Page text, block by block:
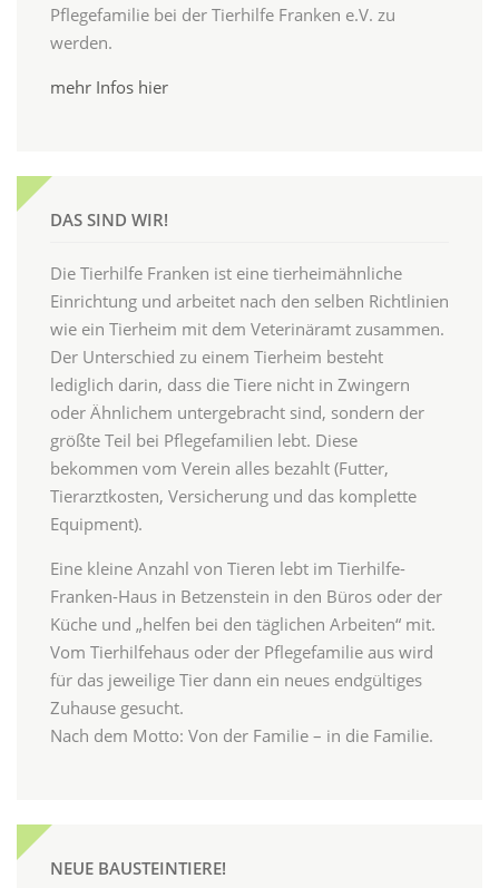
Pflegefamilie bei der Tierhilfe Franken e.V. zu
werden.
mehr Infos hier
DAS SIND WIR!
Die Tierhilfe Franken ist eine tierheimähnliche
Einrichtung und arbeitet nach den selben Richtlinien
wie ein Tierheim mit dem Veterinäramt zusammen.
Der Unterschied zu einem Tierheim besteht
lediglich darin, dass die Tiere nicht in Zwingern
oder Ähnlichem untergebracht sind, sondern der
größte Teil bei Pflegefamilien lebt. Diese
bekommen vom Verein alles bezahlt (Futter,
Tierarztkosten, Versicherung und das komplette
Equipment).
Eine kleine Anzahl von Tieren lebt im Tierhilfe-
Franken-Haus in Betzenstein in den Büros oder der
Küche und „helfen bei den täglichen Arbeiten“ mit.
Vom Tierhilfehaus oder der Pflegefamilie aus wird
für das jeweilige Tier dann ein neues endgültiges
Zuhause gesucht.
Nach dem Motto: Von der Familie – in die Familie.
NEUE BAUSTEINTIERE!